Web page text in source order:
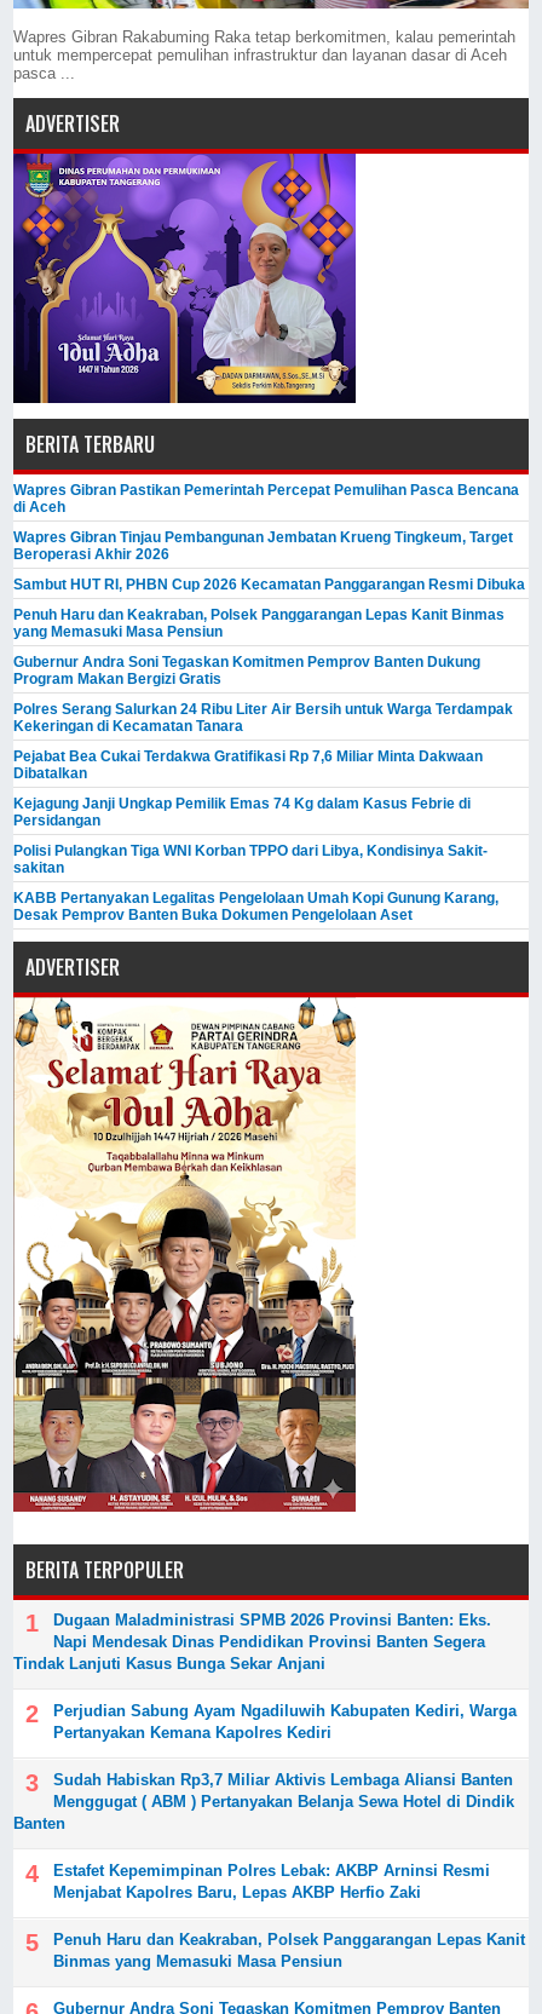
Wapres Gibran Rakabuming Raka tetap berkomitmen, kalau pemerintah
untuk mempercepat pemulihan infrastruktur dan layanan dasar di Aceh
pasca ...
ADVERTISER
BERITA TERBARU
Wapres Gibran Pastikan Pemerintah Percepat Pemulihan Pasca Bencana
di Aceh
Wapres Gibran Tinjau Pembangunan Jembatan Krueng Tingkeum, Target
Beroperasi Akhir 2026
Sambut HUT RI, PHBN Cup 2026 Kecamatan Panggarangan Resmi Dibuka
Penuh Haru dan Keakraban, Polsek Panggarangan Lepas Kanit Binmas
yang Memasuki Masa Pensiun
Gubernur Andra Soni Tegaskan Komitmen Pemprov Banten Dukung
Program Makan Bergizi Gratis
Polres Serang Salurkan 24 Ribu Liter Air Bersih untuk Warga Terdampak
Kekeringan di Kecamatan Tanara
Pejabat Bea Cukai Terdakwa Gratifikasi Rp 7,6 Miliar Minta Dakwaan
Dibatalkan
Kejagung Janji Ungkap Pemilik Emas 74 Kg dalam Kasus Febrie di
Persidangan
Polisi Pulangkan Tiga WNI Korban TPPO dari Libya, Kondisinya Sakit-
sakitan
KABB Pertanyakan Legalitas Pengelolaan Umah Kopi Gunung Karang,
Desak Pemprov Banten Buka Dokumen Pengelolaan Aset
ADVERTISER
BERITA TERPOPULER
Dugaan Maladministrasi SPMB 2026 Provinsi Banten: Eks.
Napi Mendesak Dinas Pendidikan Provinsi Banten Segera
Tindak Lanjuti Kasus Bunga Sekar Anjani
Perjudian Sabung Ayam Ngadiluwih Kabupaten Kediri, Warga
Pertanyakan Kemana Kapolres Kediri
‎Sudah Habiskan Rp3,7 Miliar ‎Aktivis Lembaga Aliansi Banten
Menggugat ( ABM ) Pertanyakan Belanja Sewa Hotel di Dindik
Banten
Estafet Kepemimpinan Polres Lebak: AKBP Arninsi Resmi
Menjabat Kapolres Baru, Lepas AKBP Herfio Zaki
Penuh Haru dan Keakraban, Polsek Panggarangan Lepas Kanit
Binmas yang Memasuki Masa Pensiun
Gubernur Andra Soni Tegaskan Komitmen Pemprov Banten